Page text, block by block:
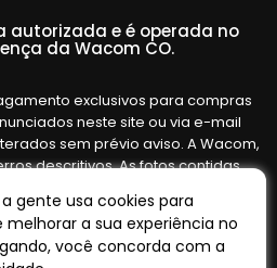
autorizada e é operada no
da Wacom CO.
exclusivos para compras
neste site ou via e-mail
sem prévio aviso. A Wacom,
descritivos. As fotos contidas
lote do fabricante. Ofertas
estoques. Vendas sujeitas à
de dados.
a gente usa cookies para
melhorar a sua experiência no
você concorda com a